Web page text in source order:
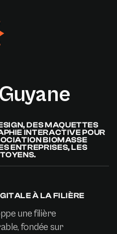
Guyane
DES MAQUETTES
INTERACTIVE POUR
BIOMASSE
ENTREPRISES, LES
À LA FILIÈRE
une filière
fondée sur